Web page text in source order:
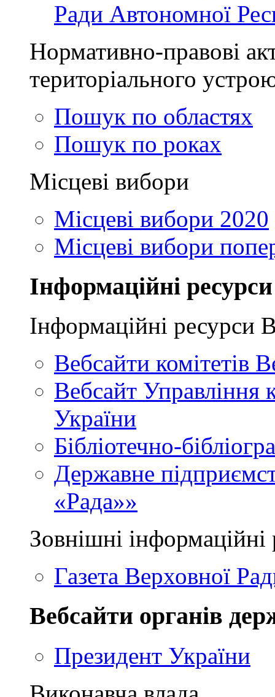
Ради Автономної
Нормативно-правові
територіального
Пошук по областях
Пошук по роках
Місцеві вибори
Місцеві вибори 2020
Місцеві вибори
Інформаційні ресурси
Інформаційні ресурси
Вебсайти комітетів
Вебсайт Управління
України
Бібліотечно-
Державне
«Рада»»
Зовнішні інформаційні
Газета Верховної
Вебсайти органів
Президент України